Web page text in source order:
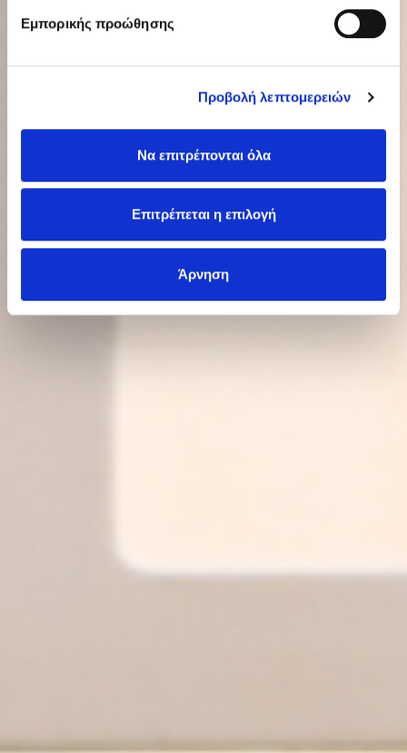
Εμπορικής προώθησης
Προβολή λεπτομερειών
Να επιτρέπονται όλα
Επιτρέπεται η επιλογή
Άρνηση